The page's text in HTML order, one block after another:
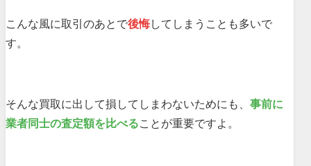
こんな風に取引のあとで後悔してしまうことも多いで
す。
そんな買取に出して損してしまわないためにも、 事前に
業者同士の査定額を比べることが重要ですよ。